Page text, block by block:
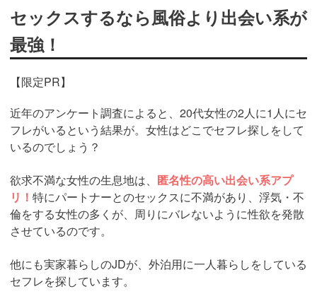
セックスするなら風俗より出会い系が
最強！
【限定PR】
近年のアンケート調査によると、20代女性の2人に1人にセ
フレがいるという結果が。女性はどこでセフレ探しをして
いるのでしょう？
欲求不満な女性の生息地は、 匿名性の高い出会い系アプ
リ！ 特にパートナーとのセックスに不満があり、浮気・不
倫をする女性の多くが、周りにバレないように性欲を発散
させているのです。
他にも実家暮らしのJDが、外泊用に一人暮らしをしている
セフレを探しています。